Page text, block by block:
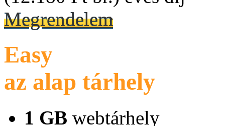
Megrendelem
Easy
az alap tárhely
1 GB webtárhely